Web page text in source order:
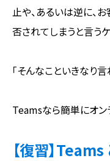
止や、あるいは逆に、
否されてしまうと言う
「そんなこといきなり言
Teamsなら簡単にオン
【復習】Teams